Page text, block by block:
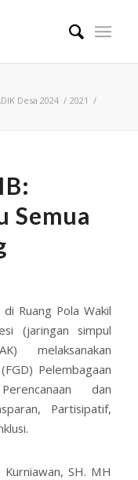
Desa 2024 / 2021 /
Semua
Ruang Pola Wakil
(jaringan simpul
melaksanakan
Pelembagaan
dan
Partisipatif,
SH. MH